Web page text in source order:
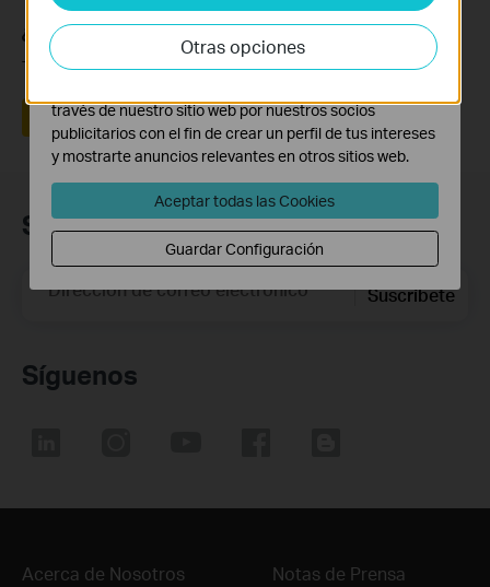
¿Es útil este artículo?
Tus comentarios nos ayudan a mejorar esta web.
Sí No
Suscripción
Dirección de correo electrónico Suscríbete
Síguenos
Acerca de Nosotros Notas de Prensa
Otras opciones
Las cookies de análisis nos permiten analizar tus
actividades en nuestro sitio web con el fin de mejorar y
adaptar la funcionalidad del mismo.
través de nuestro sitio web por nuestros socios
publicitarios con el fin de crear un perfil de tus intereses
y mostrarte anuncios relevantes en otros sitios web.
Aceptar todas las Cookies
Guardar Configuración